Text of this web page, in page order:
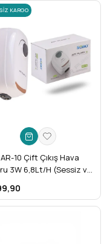
10 Çift Çıkış Hava
3W 6,8Lt/H (Sessiz ve
KARGO